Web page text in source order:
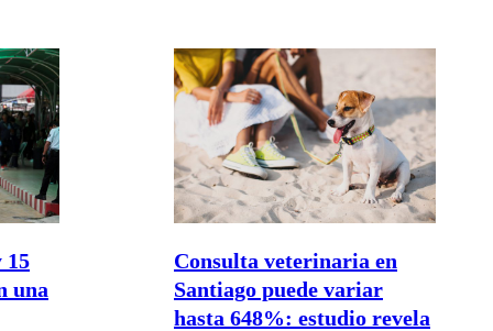
15
una
Consulta veterinaria en
Santiago puede variar
hasta 648%: estudio revela